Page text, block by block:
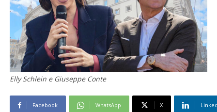
Elly Schlein e Giuseppe Conte
Facebook WhatsApp X